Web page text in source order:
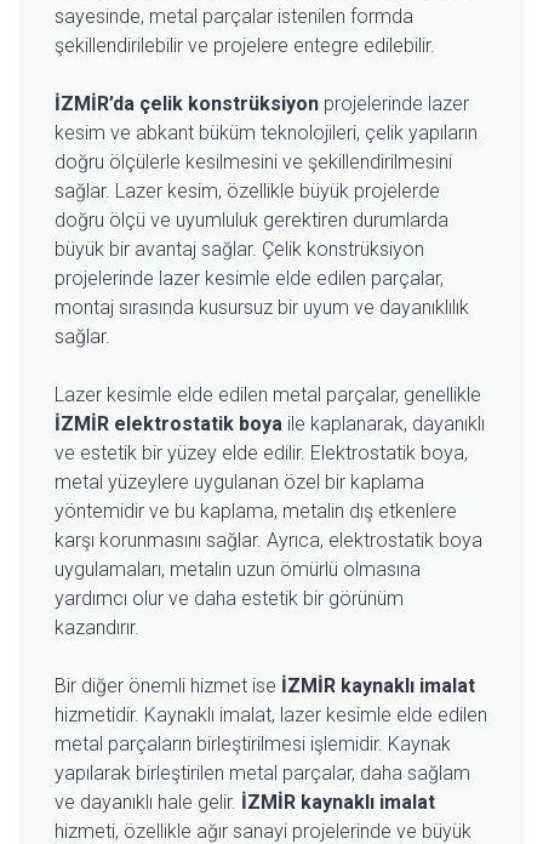
sayesinde, metal parçalar istenilen formda
şekillendirilebilir ve projelere entegre edilebilir.
İZMİR’da çelik konstrüksiyon projelerinde lazer
kesim ve abkant büküm teknolojileri, çelik yapıların
doğru ölçülerle kesilmesini ve şekillendirilmesini
sağlar. Lazer kesim, özellikle büyük projelerde
doğru ölçü ve uyumluluk gerektiren durumlarda
büyük bir avantaj sağlar. Çelik konstrüksiyon
projelerinde lazer kesimle elde edilen parçalar,
montaj sırasında kusursuz bir uyum ve dayanıklılık
sağlar.
Lazer kesimle elde edilen metal parçalar, genellikle
İZMİR elektrostatik boya ile kaplanarak, dayanıklı
ve estetik bir yüzey elde edilir. Elektrostatik boya,
metal yüzeylere uygulanan özel bir kaplama
yöntemidir ve bu kaplama, metalin dış etkenlere
karşı korunmasını sağlar. Ayrıca, elektrostatik boya
uygulamaları, metalin uzun ömürlü olmasına
yardımcı olur ve daha estetik bir görünüm
kazandırır.
Bir diğer önemli hizmet ise İZMİR kaynaklı imalat
hizmetidir. Kaynaklı imalat, lazer kesimle elde edilen
metal parçaların birleştirilmesi işlemidir. Kaynak
yapılarak birleştirilen metal parçalar, daha sağlam
ve dayanıklı hale gelir. İZMİR kaynaklı imalat
hizmeti, özellikle ağır sanayi projelerinde ve büyük